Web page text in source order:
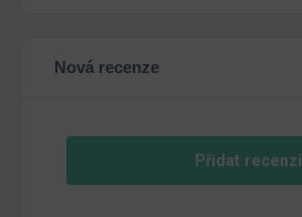
Nová recenze
Přidat recenzi